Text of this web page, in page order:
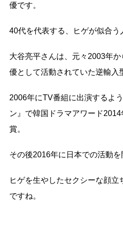
優です。
40代を代表する、ヒゲが似合う
大谷亮平さんは、元々2003年
優として活動されていた逆輸入
2006年にTV番組に出演するよ
ン』で韓国ドラマアワード
賞。
その後2016年に日本での活動を
ヒゲを生やしたセクシーな顔立
ですね。